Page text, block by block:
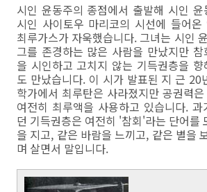
시인 윤동주의 종점에서 출발해 시인
시인 사이토우 마리코의 시선에 들어온
최루가스가 자욱했습니다. 그녀는 시인
그를 존경하는 많은 사람을 만났지만
을 시인하고 고치지 않는 기득권층을
도 만났습니다. 이 시가 발표된 지 근 20
학가에서 최루탄은 사라졌지만 공권력
여전히 최루액을 사용하고 있습니다.
던 기득권층은 여전히 '참회'라는 단어를
을 지고, 같은 바람을 느끼고, 같은 별을
며 살면서 말입니다.